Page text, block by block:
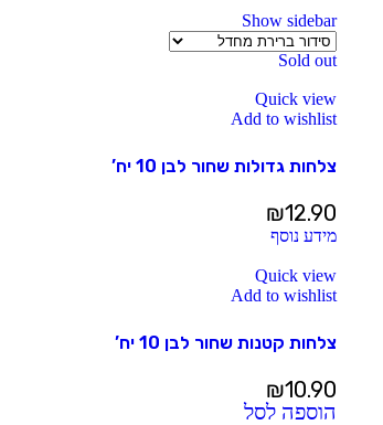
Show sidebar
Sold out
Quick view
Add to wishlist
צלחות גדולות שחור לבן 10 יח’
₪12.90
מידע נוסף
Quick view
Add to wishlist
צלחות קטנות שחור לבן 10 יח’
₪10.90
הוספה לסל